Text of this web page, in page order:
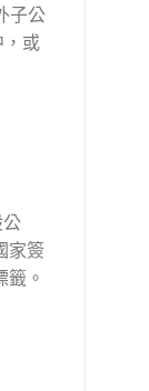
子公
或
家簽
。